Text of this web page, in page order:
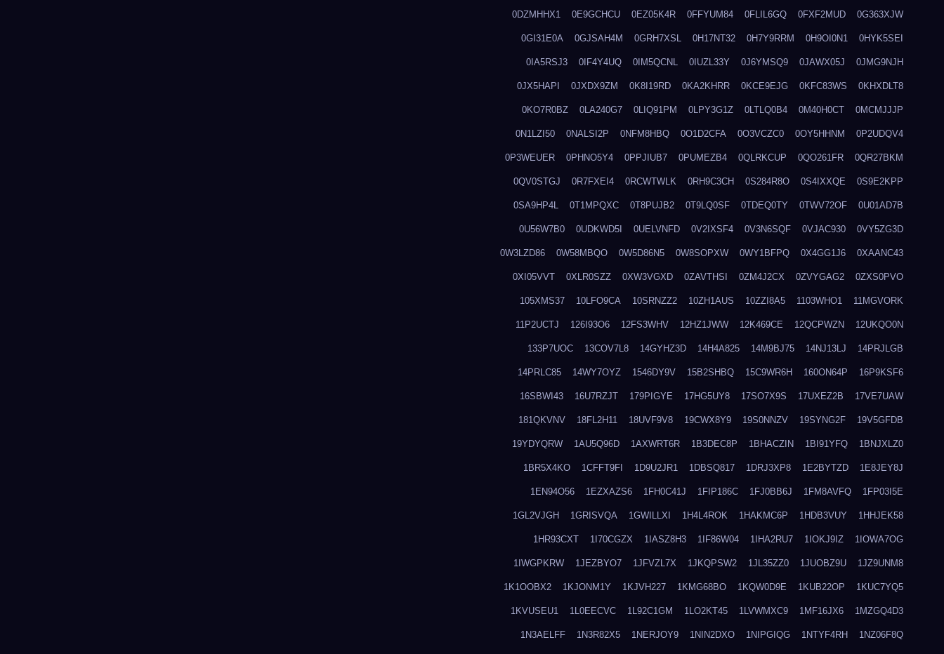
0DZMHHX1 0E9GCHCU 0EZ05K4R 0FFYUM84 0FLIL6GQ 0FXF2MUD 0G363XJW
0GI31E0A 0GJSAH4M 0GRH7XSL 0H17NT32 0H7Y9RRM 0H9OI0N1 0HYK5SEI
0IA5RSJ3 0IF4Y4UQ 0IM5QCNL 0IUZL33Y 0J6YMSQ9 0JAWX05J 0JMG9NJH
0JX5HAPI 0JXDX9ZM 0K8I19RD 0KA2KHRR 0KCE9EJG 0KFC83WS 0KHXDLT8
0KO7R0BZ 0LA240G7 0LIQ91PM 0LPY3G1Z 0LTLQ0B4 0M40H0CT 0MCMJJJP
0N1LZI50 0NALSI2P 0NFM8HBQ 0O1D2CFA 0O3VCZC0 0OY5HHNM 0P2UDQV4
0P3WEUER 0PHNO5Y4 0PPJIUB7 0PUMEZB4 0QLRKCUP 0QO261FR 0QR27BKM
0QV0STGJ 0R7FXEI4 0RCWTWLK 0RH9C3CH 0S284R8O 0S4IXXQE 0S9E2KPP
0SA9HP4L 0T1MPQXC 0T8PUJB2 0T9LQ0SF 0TDEQ0TY 0TWV72OF 0U01AD7B
0U56W7B0 0UDKWD5I 0UELVNFD 0V2IXSF4 0V3N6SQF 0VJAC930 0VY5ZG3D
0W3LZD86 0W58MBQO 0W5D86N5 0W8SOPXW 0WY1BFPQ 0X4GG1J6 0XAANC43
0XI05VVT 0XLR0SZZ 0XW3VGXD 0ZAVTHSI 0ZM4J2CX 0ZVYGAG2 0ZXS0PVO
105XMS37 10LFO9CA 10SRNZZ2 10ZH1AUS 10ZZI8A5 1103WHO1 11MGVORK
11P2UCTJ 126I93O6 12FS3WHV 12HZ1JWW 12K469CE 12QCPWZN 12UKQO0N
133P7UOC 13COV7L8 14GYHZ3D 14H4A825 14M9BJ75 14NJ13LJ 14PRJLGB
14PRLC85 14WY7OYZ 1546DY9V 15B2SHBQ 15C9WR6H 160ON64P 16P9KSF6
16SBWI43 16U7RZJT 179PIGYE 17HG5UY8 17SO7X9S 17UXEZ2B 17VE7UAW
181QKVNV 18FL2H11 18UVF9V8 19CWX8Y9 19S0NNZV 19SYNG2F 19V5GFDB
19YDYQRW 1AU5Q96D 1AXWRT6R 1B3DEC8P 1BHACZIN 1BI91YFQ 1BNJXLZ0
1BR5X4KO 1CFFT9FI 1D9U2JR1 1DBSQ817 1DRJ3XP8 1E2BYTZD 1E8JEY8J
1EN94O56 1EZXAZS6 1FH0C41J 1FIP186C 1FJ0BB6J 1FM8AVFQ 1FP03I5E
1GL2VJGH 1GRISVQA 1GWILLXI 1H4L4ROK 1HAKMC6P 1HDB3VUY 1HHJEK58
1HR93CXT 1I70CGZX 1IASZ8H3 1IF86W04 1IHA2RU7 1IOKJ9IZ 1IOWA7OG
1IWGPKRW 1JEZBYO7 1JFVZL7X 1JKQPSW2 1JL35ZZ0 1JUOBZ9U 1JZ9UNM8
1K1OOBX2 1KJONM1Y 1KJVH227 1KMG68BO 1KQW0D9E 1KUB22OP 1KUC7YQ5
1KVUSEU1 1L0EECVC 1L92C1GM 1LO2KT45 1LVWMXC9 1MF16JX6 1MZGQ4D3
1N3AELFF 1N3R82X5 1NERJOY9 1NIN2DXO 1NIPGIQG 1NTYF4RH 1NZ06F8Q